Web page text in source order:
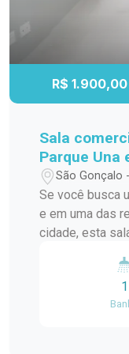
R$
Sala
Parque Una
São Gonçalo
Se você busca
e em uma das
cidade, esta
Parque Una, o
excelente
para empresas
1